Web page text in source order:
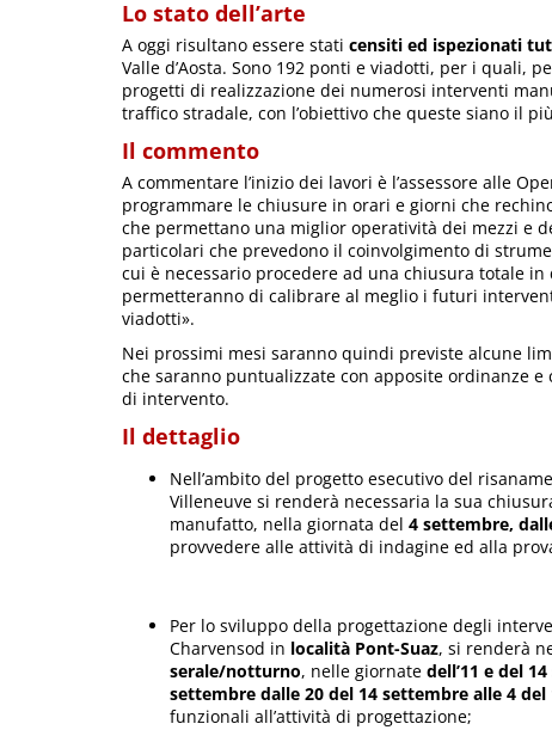
Lo stato dell’arte
A oggi risultano essere stati censiti ed ispezionati
Valle d’Aosta. Sono 192 ponti e viadotti, per i quali,
progetti di realizzazione dei numerosi interventi
traffico stradale, con l’obiettivo che queste siano il
Il commento
A commentare l’inizio dei lavori è l’assessore alle
programmare le chiusure in orari e giorni che
che permettano una miglior operatività dei mezzi e
particolari che prevedono il coinvolgimento di
cui è necessario procedere ad una chiusura totale
permetteranno di calibrare al meglio i futuri
viadotti».
Nei prossimi mesi saranno quindi previste alcune
che saranno puntualizzate con apposite ordinanze
di intervento.
Il dettaglio
Nell’ambito del progetto esecutivo del
Villeneuve si renderà necessaria la sua
manufatto, nella giornata del 4 settembre,
provvedere alle attività di indagine ed alla
Per lo sviluppo della progettazione degli
Charvensod in località Pont-Suaz, si renderà
serale/notturno, nelle giornate dell’11 e del
settembre dalle 20 del 14 settembre alle 4
funzionali all’attività di progettazione;